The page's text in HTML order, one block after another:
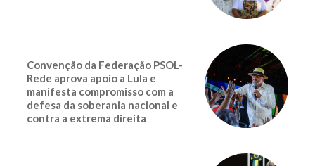
Convenção da Federação PSOL-
Rede aprova apoio a Lula e
manifesta compromisso com a
defesa da soberania nacional e
contra a extrema direita